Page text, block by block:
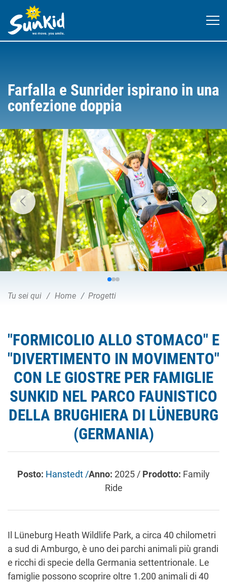
Farfalla e Sunrider ispirano in una
confezione doppia
Tu sei qui Home Progetti
"FORMICOLIO ALLO STOMACO" E
"DIVERTIMENTO IN MOVIMENTO"
CON LE GIOSTRE PER FAMIGLIE
SUNKID NEL PARCO FAUNISTICO
DELLA BRUGHIERA DI LÜNEBURG
(GERMANIA)
Posto: Hanstedt /Anno: 2025 / Prodotto: Family
Ride
Il Lüneburg Heath Wildlife Park, a circa 40 chilometri
a sud di Amburgo, è uno dei parchi animali più grandi
e ricchi di specie della Germania settentrionale. Le
famiglie possono scoprire oltre 1.200 animali di 40